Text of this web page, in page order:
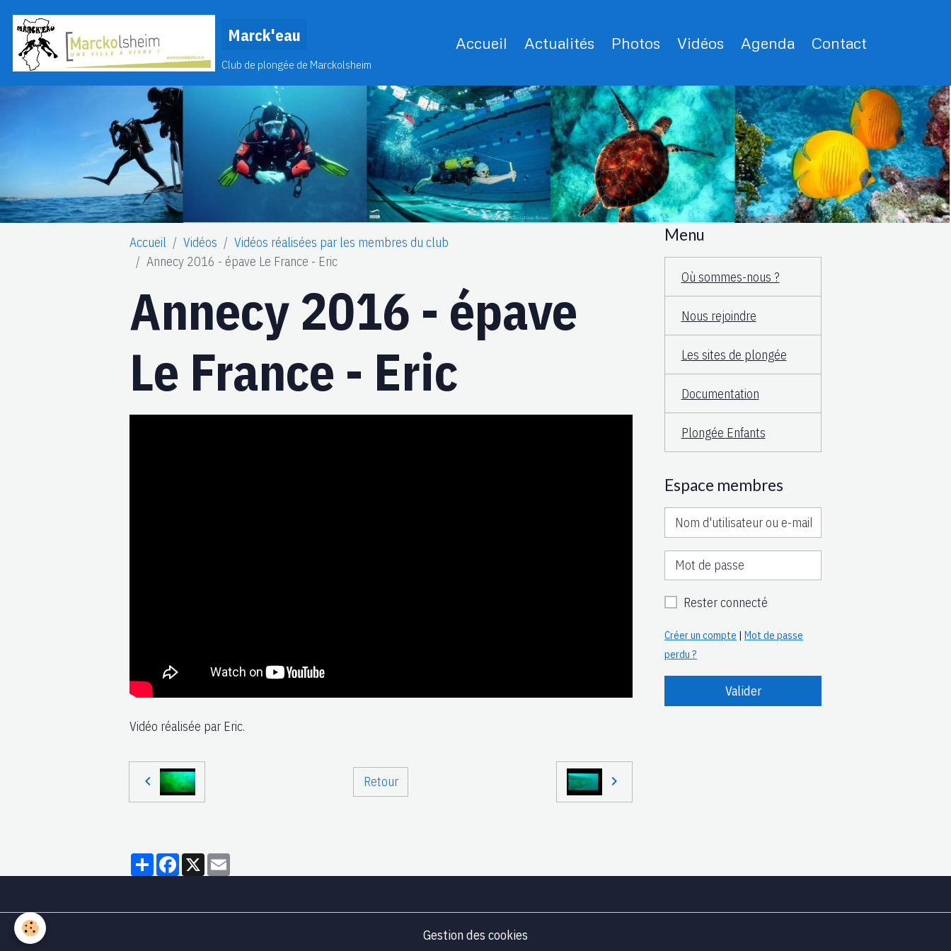
Marck'eau
Club de plongée de Marckolsheim
Accueil Actualités Photos Vidéos Agenda Contact
Accueil Vidéos
Vidéos réalisées par les membres du club
Annecy 2016 - épave Le France - Eric
Annecy 2016 - épave
Le France - Eric
Vidéo réalisée par Eric.
Retour
PartagerFacebook
X
Menu
Où sommes-nous ?
Nous rejoindre
Les sites de plongée
Documentation
Plongée Enfants
Espace membres
Rester connecté
Créer un compte | Mot de passe
perdu ?
Valider
Gestion des cookies